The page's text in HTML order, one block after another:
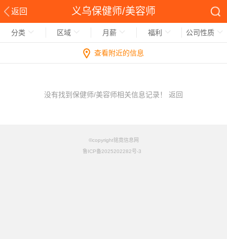
返回 义乌保健师/美容师
分类 区域 月薪 福利 公司性质
查看附近的信息
没有找到保健师/美容师相关信息记录！ 返回
©copyright铭竟信息网
鲁ICP备2025202282号-3